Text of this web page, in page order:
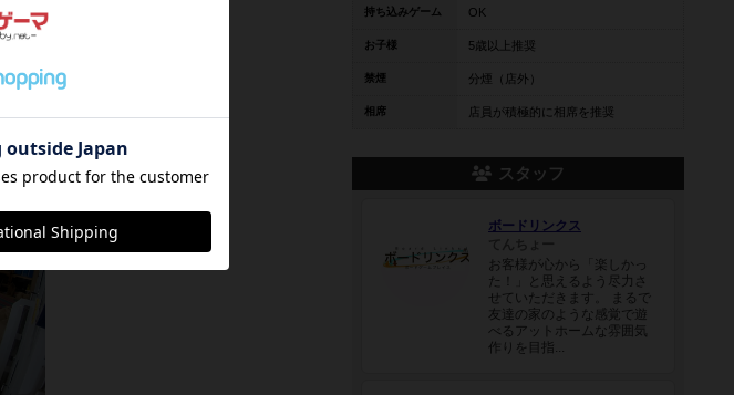
持ち込みゲーム OK
お子様 5歳以上推奨
禁煙 分煙（店外）
相席 店員が積極的に相席を推奨
スタッフ
ボードリンクス
お客様が心から「楽しかっ
た！」と思えるよう尽力さ
せていただきます。 まるで
友達の家のような感覚で遊
べるアットホームな雰囲気
作りを目指...